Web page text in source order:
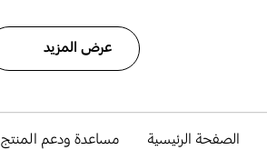
عرض المزيد
الصفحة الرئيسية مساعدة ودعم المنتج